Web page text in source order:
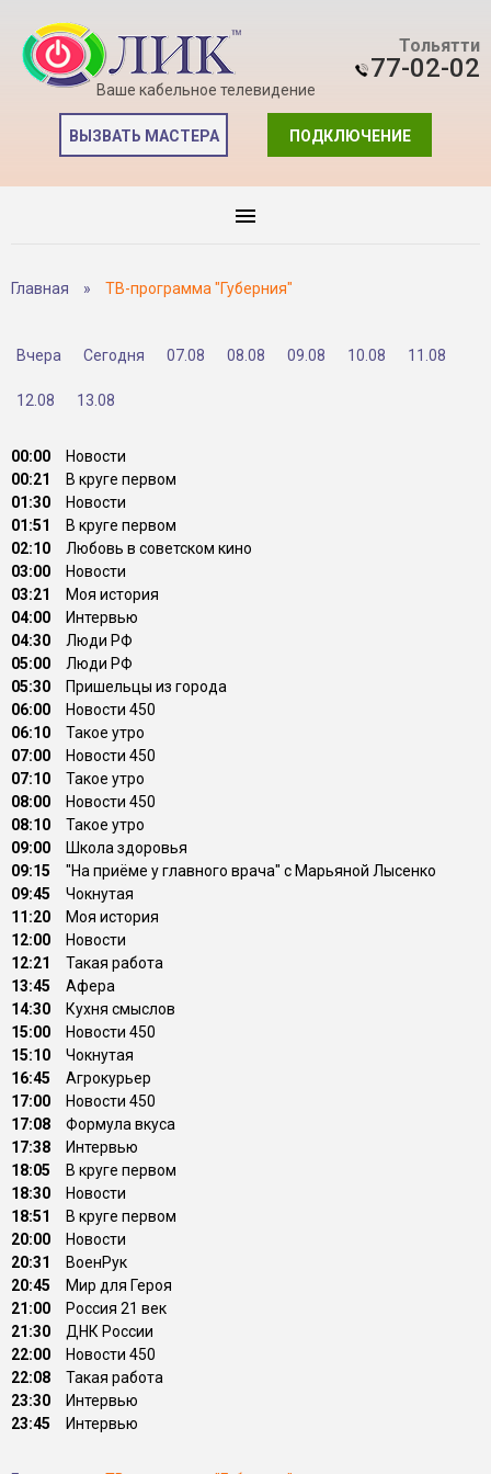
Ваше кабельное телевидение
Тольятти
77-02-02
ПОДКЛЮЧЕНИЕ
ВЫЗВАТЬ МАСТЕРА
Главная » ТВ-программа "Губерния"
Вчера Сегодня 07.08 08.08 09.08 10.08 11.08
12.08 13.08
00:00
Новости
00:21
В круге первом
01:30
Новости
01:51
В круге первом
02:10
Любовь в советском кино
03:00
Новости
03:21
Моя история
04:00
Интервью
04:30
Люди РФ
05:00
Люди РФ
05:30
Пришельцы из города
06:00
Новости 450
06:10
Такое утро
07:00
Новости 450
07:10
Такое утро
08:00
Новости 450
08:10
Такое утро
09:00
Школа здоровья
09:15
"На приёме у главного врача" с Марьяной Лысенко
09:45
Чокнутая
11:20
Моя история
12:00
Новости
12:21
Такая работа
13:45
Афера
14:30
Кухня смыслов
15:00
Новости 450
15:10
Чокнутая
16:45
Агрокурьер
17:00
Новости 450
17:08
Формула вкуса
17:38
Интервью
18:05
В круге первом
18:30
Новости
18:51
В круге первом
20:00
Новости
20:31
ВоенРук
20:45
Мир для Героя
21:00
Россия 21 век
21:30
ДНК России
22:00
Новости 450
22:08
Такая работа
23:30
Интервью
23:45
Интервью